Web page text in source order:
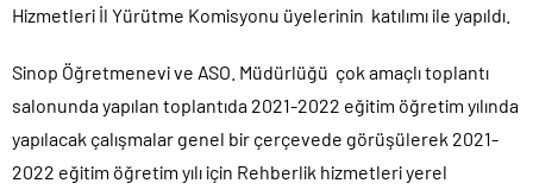
Hizmetleri İl Yürütme Komisyonu üyelerinin katılımı ile yapıldı.
Sinop Öğretmenevi ve ASO. Müdürlüğü çok amaçlı toplantı
salonunda yapılan toplantıda 2021-2022 eğitim öğretim yılında
yapılacak çalışmalar genel bir çerçevede görüşülerek 2021-
2022 eğitim öğretim yılı için Rehberlik hizmetleri yerel